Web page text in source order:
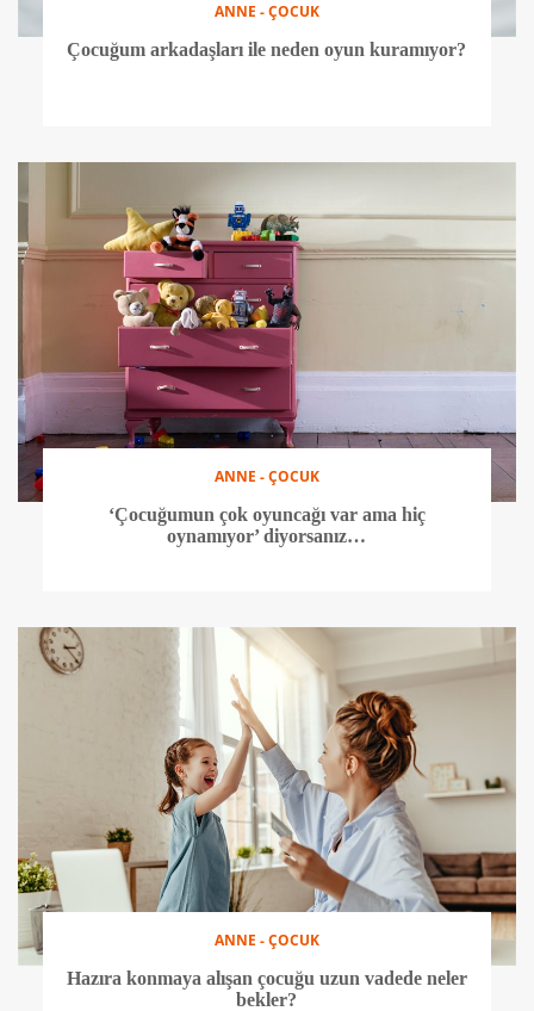
ANNE - ÇOCUK
Çocuğum arkadaşları ile neden oyun kuramıyor?
ANNE - ÇOCUK
‘Çocuğumun çok oyuncağı var ama hiç
oynamıyor’ diyorsanız…
ANNE - ÇOCUK
Hazıra konmaya alışan çocuğu uzun vadede neler
bekler?